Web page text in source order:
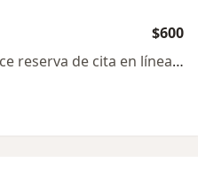
$600
Este especialista no ofrece reserva de cita en línea en esta dirección.